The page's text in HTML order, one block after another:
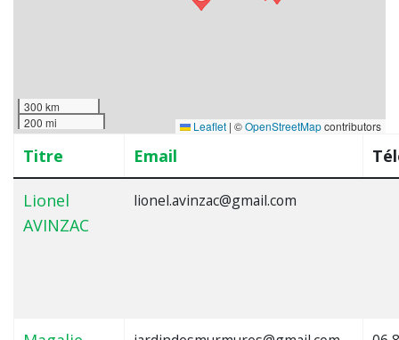
300 km
200 mi
Leaflet | ©OpenStreetMapcontributors
Titre Email
Lionel
AVINZAC
lionel.avinzac@gmail.com